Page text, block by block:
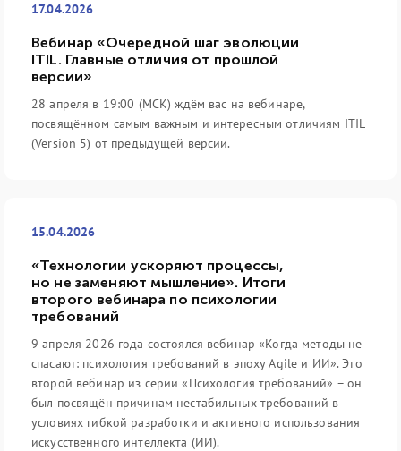
17.04.2026
Вебинар «Очередной шаг эволюции
ITIL. Главные отличия от прошлой
версии»
28 апреля в 19:00 (МСК) ждём вас на вебинаре,
посвящённом самым важным и интересным отличиям ITIL
(Version 5) от предыдущей версии.
15.04.2026
«Технологии ускоряют процессы,
но не заменяют мышление». Итоги
второго вебинара по психологии
требований
9 апреля 2026 года состоялся вебинар «Когда методы не
спасают: психология требований в эпоху Agile и ИИ». Это
второй вебинар из серии «Психология требований» – он
был посвящён причинам нестабильных требований в
условиях гибкой разработки и активного использования
искусственного интеллекта (ИИ).